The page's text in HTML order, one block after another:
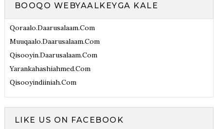
BOOQO WEBYAALKEYGA KALE
Qoraalo.daarusalaam.com
Muuqaalo.daarusalaam.com
Qisooyin.daarusalaam.com
Yarankahashiahmed.com
Qisooyindiiniah.com
LIKE US ON FACEBOOK